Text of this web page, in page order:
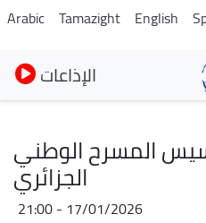
to
Arabic Tamazight English
الإذاعات
المسرح الوطني
الجزائري
17/01/2026 - 21:00